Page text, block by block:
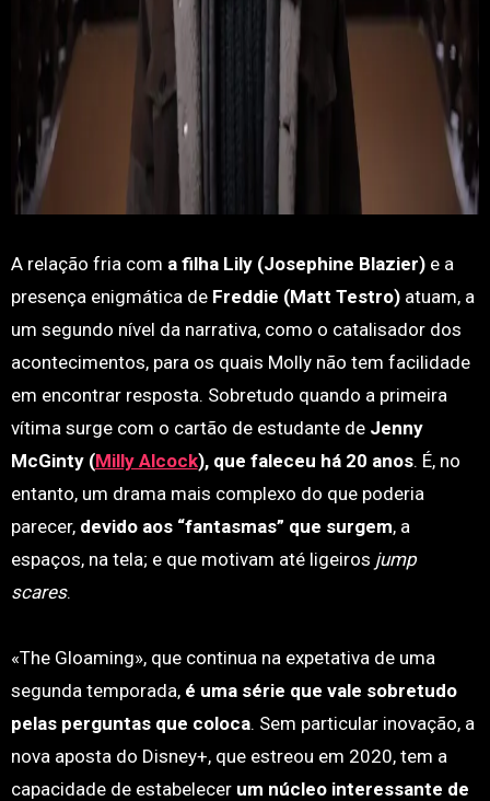
A relação fria com a filha Lily (Josephine Blazier)e a
presença enigmática de Freddie (Matt Testro)atuam, a
um segundo nível da narrativa, como o catalisador dos
acontecimentos, para os quais Molly não tem facilidade
em encontrar resposta. Sobretudo quando a primeira
vítima surge com o cartão de estudante de Jenny
McGinty (Milly Alcock), que faleceu há 20 anos. É, no
entanto, um drama mais complexo do que poderia
parecer, devido aos “fantasmas” que surgem, a
espaços, na tela; e que motivam até ligeiros jump
scares.
«The Gloaming», que continua na expetativa de uma
segunda temporada, é uma série que vale sobretudo
pelas perguntas que coloca. Sem particular inovação, a
nova aposta do Disney+, que estreou em 2020, tem a
capacidade de estabelecer um núcleo interessante de